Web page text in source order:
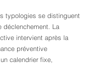
typologies se distinguent
déclenchement. La
intervient après la
préventive
calendrier fixe,